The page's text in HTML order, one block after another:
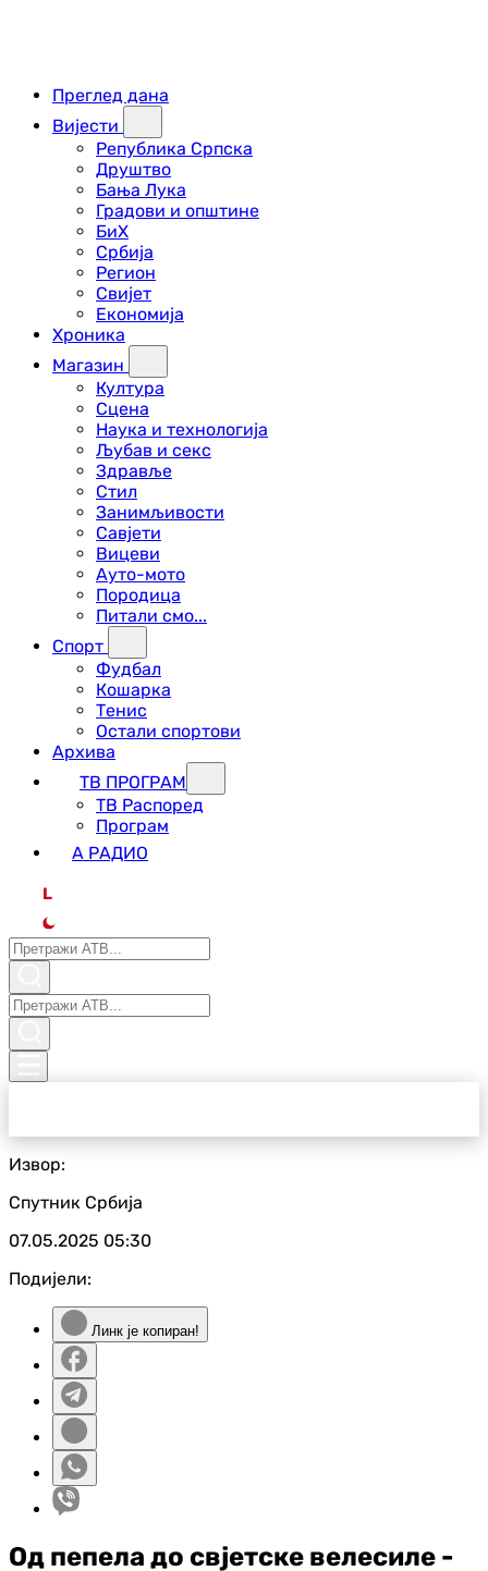
Преглед дана
Вијести
Република Српска
Друштво
Бања Лука
Градови и општине
БиХ
Србија
Регион
Свијет
Економија
Хроника
Магазин
Култура
Сцена
Наука и технологија
Љубав и секс
Здравље
Стил
Занимљивости
Савјети
Вицеви
Ауто-мото
Породица
Питали смо...
Спорт
Фудбал
Кошарка
Тенис
Остали спортови
Архива
ТВ ПРОГРАМ
ТВ Распоред
Програм
А РАДИО
L
Извор:
Спутник Србија
07.05.2025 05:30
Подијели:
Линк је копиран!
Од пепела до свјетске велесиле -